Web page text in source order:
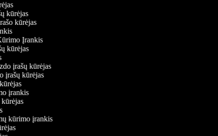
kūrėjas
kūrėjas
Įrankis
kūrėjas
įrašų kūrėjas
įrašų kūrėjas
įrankis
kūrėjas
kūrimo įrankis